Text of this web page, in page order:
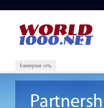
Баннерная сеть